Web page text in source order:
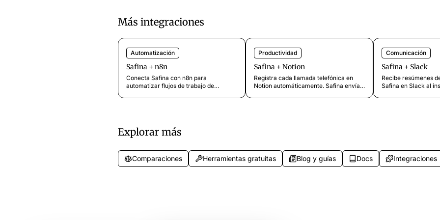
Más integraciones
Automatización
Safina + n8n
Conecta Safina con n8n para
automatizar flujos de trabajo de
Productividad
Safina + Notion
Registra cada llamada telefónica en
Notion automáticamente. Safina envía
Comunicación
Safina + Slack
Recibe resúmenes
Safina en Slack al
Explorar más
Comparaciones Herramientas gratuitas Blog y guías Docs Integraciones